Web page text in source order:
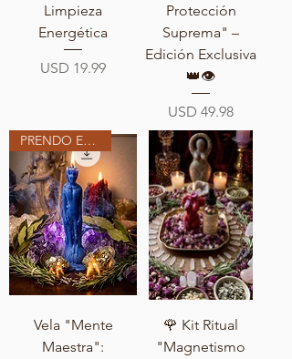
Limpieza
Energética
Precio
USD 19.99
Protección
Suprema" –
Edición Exclusiva
👑👁️
Precio
USD 49.98
PRENDO EN MI ALTAR
Vela "Mente
Maestra":
🌹 Kit Ritual
"Magnetismo